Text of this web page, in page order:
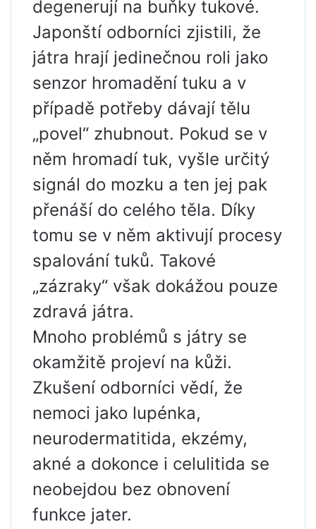
degenerují na buňky tukové.
Japonští odborníci zjistili, že
játra hrají jedinečnou roli jako
senzor hromadění tuku a v
případě potřeby dávají tělu
„povel“ zhubnout. Pokud se v
něm hromadí tuk, vyšle určitý
signál do mozku a ten jej pak
přenáší do celého těla. Díky
tomu se v něm aktivují procesy
spalování tuků. Takové
„zázraky“ však dokážou pouze
zdravá játra.
Mnoho problémů s játry se
okamžitě projeví na kůži.
Zkušení odborníci vědí, že
nemoci jako lupénka,
neurodermatitida, ekzémy,
akné a dokonce i celulitida se
neobejdou bez obnovení
funkce jater.